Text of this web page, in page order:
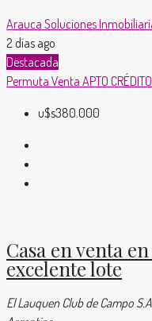
Arauca Soluciones
2 días ago
Destacada
Permuta Venta APTO
u$s380.000
Casa en venta
excelente lote
El Lauquen Club de Campo